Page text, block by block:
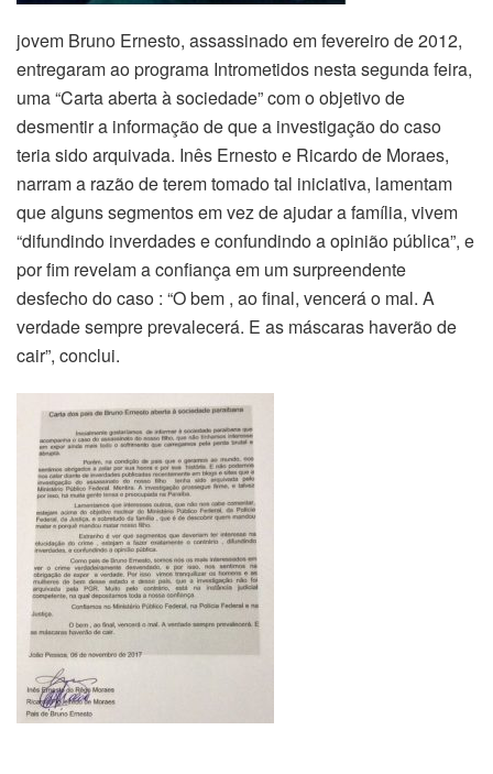
jovem Bruno Ernesto, assassinado em fevereiro de 2012,
entregaram ao programa Intrometidos nesta segunda feira,
uma “Carta aberta à sociedade” com o objetivo de
desmentir a informação de que a investigação do caso
teria sido arquivada. Inês Ernesto e Ricardo de Moraes,
narram a razão de terem tomado tal iniciativa, lamentam
que alguns segmentos em vez de ajudar a família, vivem
“difundindo inverdades e confundindo a opinião pública”, e
por fim revelam a confiança em um surpreendente
desfecho do caso : “O bem , ao final, vencerá o mal. A
verdade sempre prevalecerá. E as máscaras haverão de
cair”, conclui.